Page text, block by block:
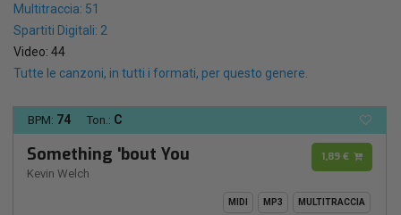
Multitraccia: 51
Spartiti Digitali: 2
Video: 44
Tutte le canzoni, in tutti i formati, per questo genere.
BPM: 74 Ton.: C
Something 'bout You
Kevin Welch
1,89 €
MIDI MP3 MULTITRACCIA